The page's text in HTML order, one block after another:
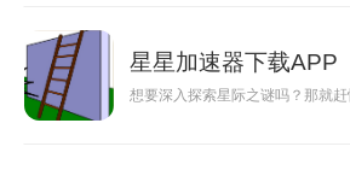
星星加速器下载APP
想要深入探索星际之谜吗？那就